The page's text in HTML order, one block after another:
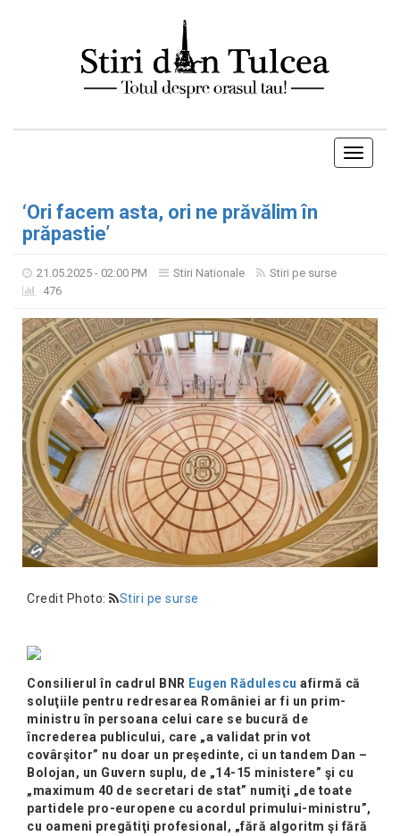
Toggle
‘Ori facem asta, ori ne prăvălim în
prăpastie’
21.05.2025 - 02:00 PM Stiri Nationale
Stiri pe surse
476
Credit Photo: Stiri pe surse
Consilierul în cadrul BNR Eugen Rădulescu afirmă că
soluţiile pentru redresarea României ar fi un prim-
ministru în persoana celui care se bucură de
încrederea publicului, care „a validat prin vot
covârşitor” nu doar un preşedinte, ci un tandem Dan –
Bolojan, un Guvern suplu, de „14-15 ministere” şi cu
„maximum 40 de secretari de stat” numiţi „de toate
partidele pro-europene cu acordul primului-ministru”,
cu oameni pregătiţi profesional, „fără algoritm şi fără